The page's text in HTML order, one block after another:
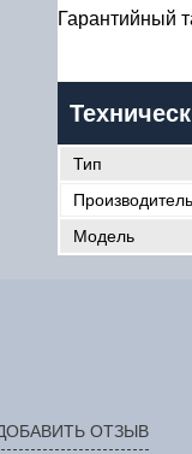
Гарантийный
Тип
Производитель
Модель
ОТЗЫВ